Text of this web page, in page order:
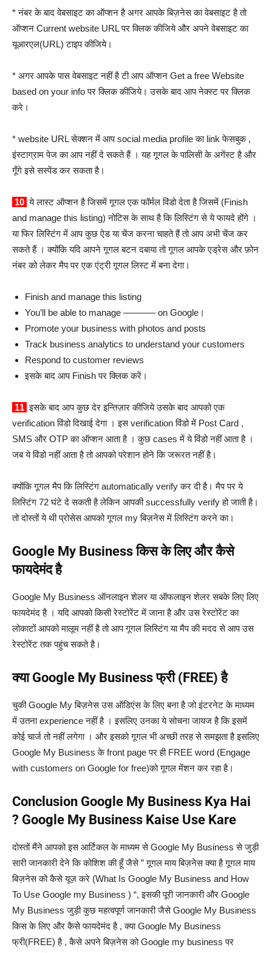
* नंबर के बाद वेबसाइट का ऑप्शन है अगर आपके बिज़नेस का वेबसाइट है तो
ऑप्शन Current website URL पर क्लिक कीजिये और अपने वेबसाइट का
यूआरएल(URL) टाइप कीजिये।
* अगर आपके पास वेबसाइट नहीं है टी आप ऑप्शन Get a free Website
based on your info पर क्लिक कीजिये। उसके बाद आप नेक्स्ट पर क्लिक
करे।
* website URL सेक्शन में आप social media profile का link फेसबुक ,
इंस्टाग्राम पेज का आप नहीं दे सकते हैं । यह गूगल के पालिसी के अगेंस्ट है और
गूँगे इसे सस्पेंड कर सकता है।
10 ये लास्ट ऑप्शन है जिसमें गूगल एक फॉर्मल विंडो देता है जिसमें (Finish
and manage this listing) नोटिस के साथ है कि लिस्टिंग से ये फायदे होंगे ।
या फिर लिस्टिंग में आप कुछ ऐड या चेंज करना चाहते हैं तो आप अभी चेंज कर
सकते हैं । क्योंकि यदि आपने गूगल बटन दबाया तो गूगल आपके एड्रेस और फ़ोन
नंबर को लेकर मैप पर एक एंट्री गूगल लिस्ट में बना देगा।
Finish and manage this listing
You’ll be able to manage ———– on Google।
Promote your business with photos and posts
Track business analytics to understand your customers
Respond to customer reviews
इसके बाद आप Finish पर क्लिक करें।
11 इसके बाद आप कुछ देर इन्तिज़ार कीजिये उसके बाद आपको एक
verification विंडो दिखाई देगा । इस verification विंडो में Post Card ,
SMS और OTP का ऑप्शन आता है । कुछ cases में ये विंडो नहीं आता है ।
जब ये विंडो नहीं आता है तो आपको परेशान होने कि जरूरत नहीं है।
क्योंकि गूगल मैप कि लिस्टिंग automatically verify कर दी है। मैप पर ये
लिस्टिंग 72 घंटे दे सकती है लेकिन आपकी successfully verify हो जाती है।
तो दोस्तों ये थी प्रोसेस आपको गूगल my बिज़नेस में लिस्टिंग करने का।
Google My Business किस के लिए और कैसे
फायदेमंद है
Google My Business ऑनलाइन शेलर या ऑफलाइन शेलर सबके लिए लिए
फायदेमंद है । यदि आपको किसी रेस्टोरेंट में जाना है और उस रेस्टोरेंट का
लोकाटों आपको मालूम नहीं है तो आप गूगल लिस्टिंग या मैप की मदद से आप उस
रेस्टोरेंट तक पहुंच सकते है।
क्या Google My Business फ्री (FREE) है
चुकी Google My बिज़नेस उस ऑडिएंस के लिए बना है जो इंटरनेट के माध्यम
में उतना experience नहीं है । इसलिए उनका ये सोचना जायज है कि इसमें
कोई चार्ज तो नहीं लगेगा । और इसको गूगल भी अच्छी तरह से समझता है इसलिए
Google My Business के front page पर ही FREE word (Engage
with customers on Google for free)को गूगल मेंशन कर रहा है।
Conclusion Google My Business Kya Hai
? Google My Business Kaise Use Kare
दोस्तों मैंने आपको इस आर्टिकल के माध्यम से Google My Business से जुड़ी
सारी जानकारी देने कि कोशिश की हूँ जैसे ” गूगल माय बिज़नेस क्या है गूगल माय
बिज़नेस को कैसे यूज़ करे (What Is Google My Business and How
To Use Google my Business ) “, इसकी पूरी जानकारी और Google
My Business जुड़ी कुछ महत्वपूर्ण जानकारी जैसे Google My Business
किस के लिए और कैसे फायदेमंद है , क्या Google My Business
फ्री(FREE) है , कैसे अपने बिज़नेस को Google my business पर